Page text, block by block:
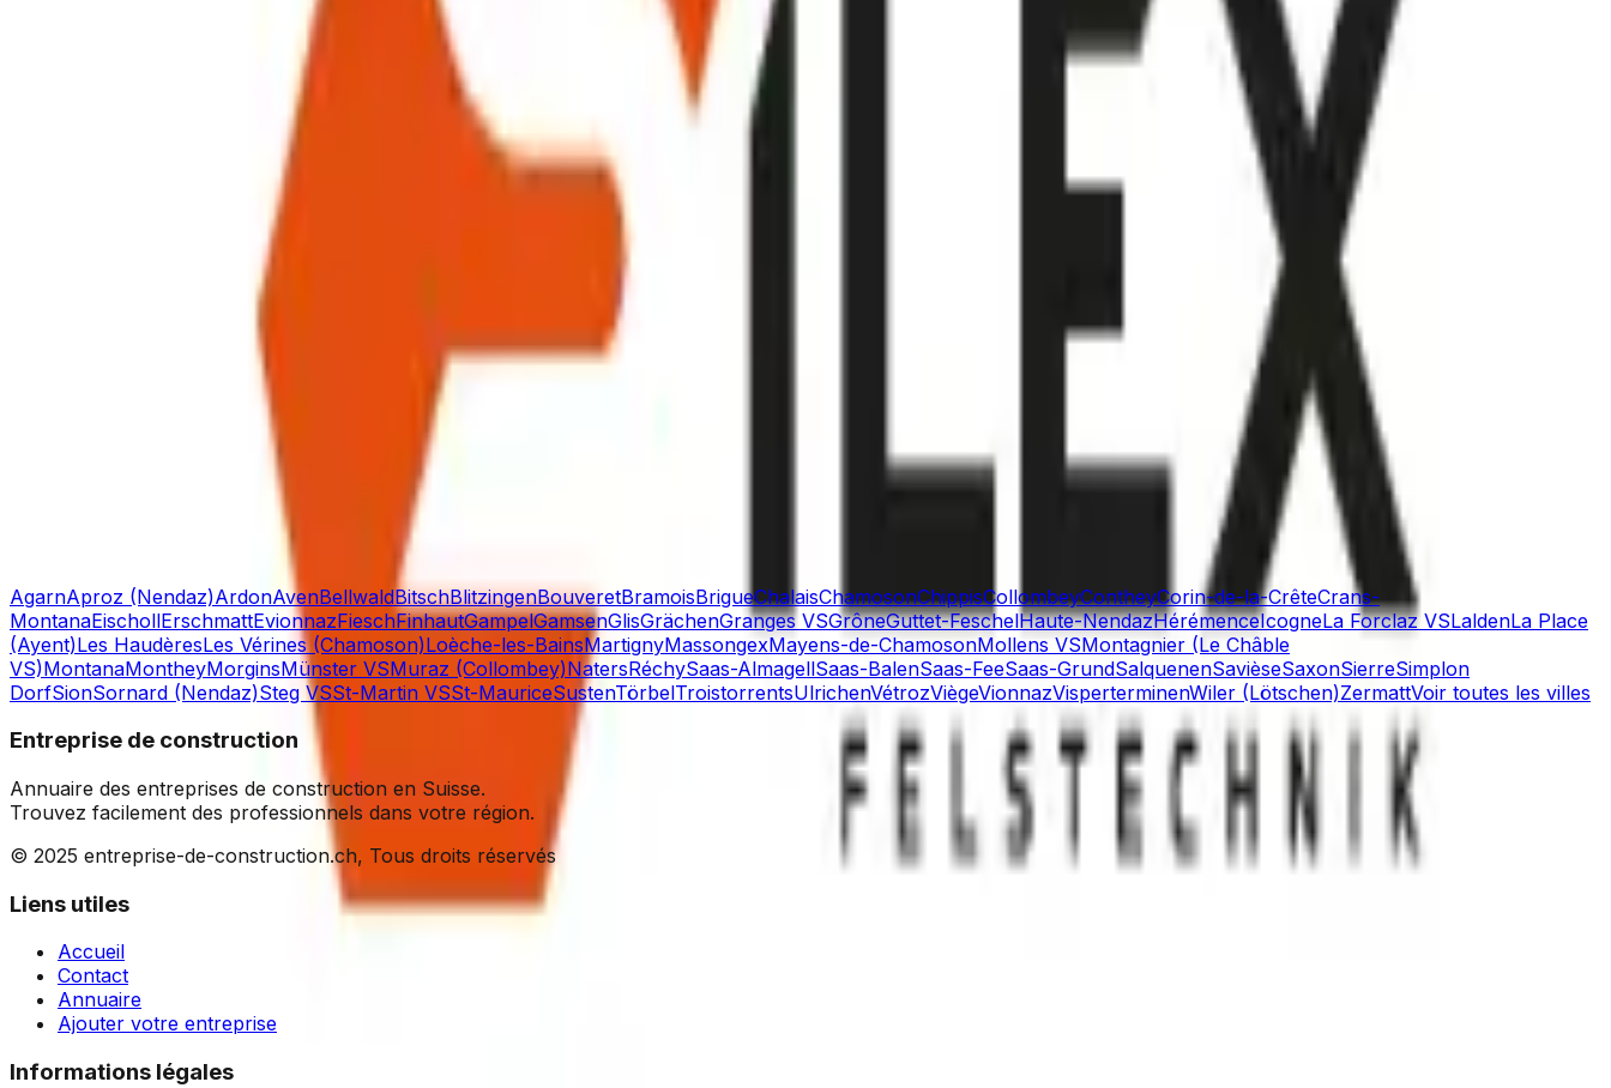
Professionnel ? Rejoignez-nous
Entreprise De Construction Loèche
Entreprise De ConstructionàLoèche
Loèche.
SILEX Felstechnik AG
Felssicherung, Lawinenverbauung, Hängebrücken, Klettersteige und Sprengarbeiten, travaux spéciaux, forage, minage
SILEX Felstechnik AG est une entreprise de construction basée à Loèche-la-Ville, spécialisée dans des travaux techniques de haute précision tels que l...
Rebweg 22, 3953 Loèche-la-Ville
Valais avec des
AgarnAproz (Nendaz)ArdonAvenBellwaldBitschBlitzingenBouveretBramoisBrigueChalaisChamosonChippisCollombeyContheyCorin-de-la-CrêteCrans-
MontanaEischollErschmattEvionnazFieschFinhautGampelGamsenGlisGrächenGranges VSGrôneGuttet-FeschelHaute-NendazHérémenceIcogneLa Forclaz VSLaldenLa Place
(Ayent)Les HaudèresLes Vérines (Chamoson)Loèche-les-BainsMartignyMassongexMayens-de-ChamosonMollens VSMontagnier (Le Châble
VS)MontanaMontheyMorginsMünster VSMuraz (Collombey)NatersRéchySaas-AlmagellSaas-BalenSaas-FeeSaas-GrundSalquenenSavièseSaxonSierreSimplon
DorfSionSornard (Nendaz)Steg VSSt-Martin VSSt-MauriceSustenTörbelTroistorrentsUlrichenVétrozViègeVionnazVisperterminenWiler (Lötschen)ZermattVoir toutes les villes
Entreprise de construction
Annuaire des entreprises de construction en Suisse.
Trouvez facilement des professionnels dans votre région.
© 2025 entreprise-de-construction.ch, Tous droits réservés
Liens utiles
Accueil
Contact
Annuaire
Ajouter votre entreprise
Informations légales